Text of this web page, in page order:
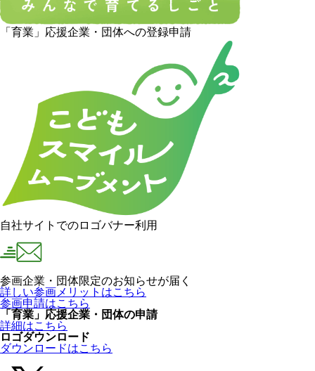
「育業」応援企業・団体への登録申請
自社サイトでのロゴバナー利用
参画企業・団体限定のお知らせが届く
詳しい参画メリットはこちら
参画申請はこちら
「育業」応援企業・団体の申請
詳細はこちら
ロゴダウンロード
ダウンロードはこちら